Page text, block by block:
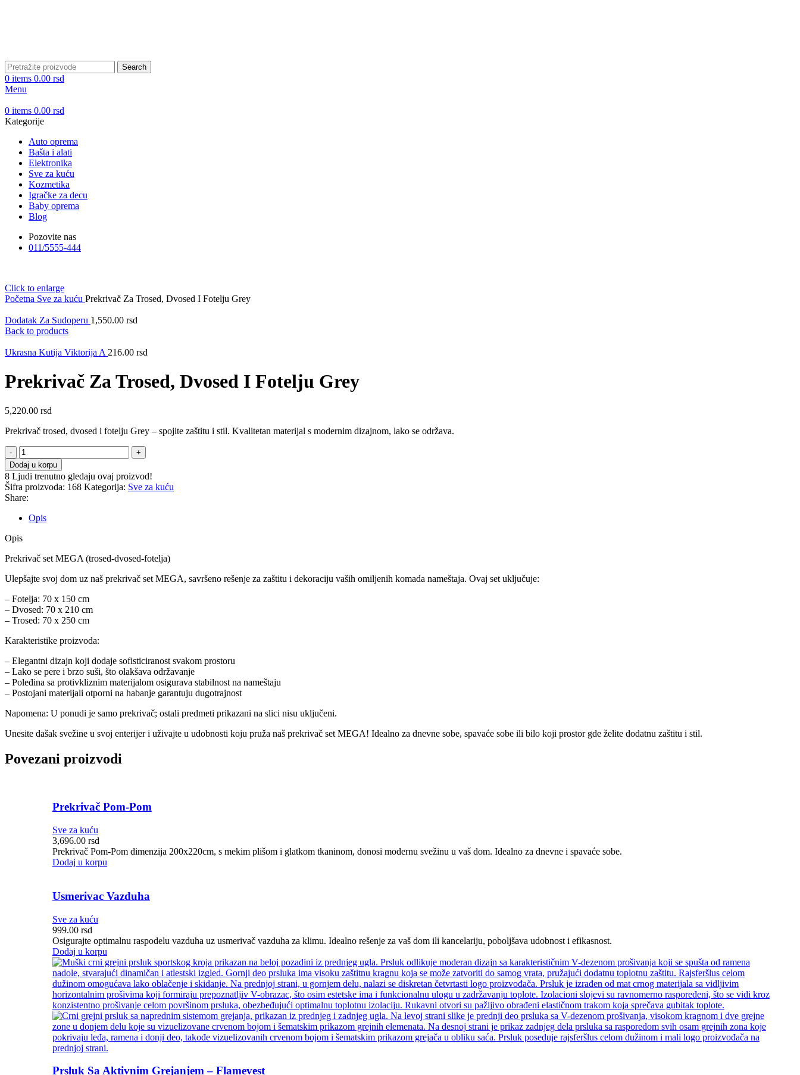
Search
0 items 0.00 rsd
Menu
0 items 0.00 rsd
Kategorije
Auto oprema
Bašta i alati
Elektronika
Sve za kuću
Kozmetika
Igračke za decu
Baby oprema
Blog
Pozovite nas
011/5555-444
Click to enlarge
Početna Sve za kuću Prekrivač Za Trosed, Dvosed I Fotelju Grey
Dodatak Za Sudoperu 1,550.00 rsd
Back to products
Ukrasna Kutija Viktorija A 216.00 rsd
Prekrivač Za Trosed, Dvosed I Fotelju Grey
5,220.00 rsd
Prekrivač trosed, dvosed i fotelju Grey – spojite zaštitu i stil. Kvalitetan materijal s modernim dizajnom, lako se održava.
Prekrivač
Za
Trosed,
Dvosed
I
Fotelju
Grey
količina
Dodaj u korpu
8 Ljudi trenutno gledaju ovaj proizvod!
Šifra proizvoda: 168 Kategorija: Sve za kuću
Share:
Opis
Opis
Prekrivač set MEGA (trosed-dvosed-fotelja)
Ulepšajte svoj dom uz naš prekrivač set MEGA, savršeno rešenje za zaštitu i dekoraciju vaših omiljenih komada nameštaja. Ovaj set uključuje:
– Fotelja: 70 x 150 cm
– Dvosed: 70 x 210 cm
– Trosed: 70 x 250 cm
Karakteristike proizvoda:
– Elegantni dizajn koji dodaje sofisticiranost svakom prostoru
– Lako se pere i brzo suši, što olakšava održavanje
– Poleđina sa protivkliznim materijalom osigurava stabilnost na nameštaju
– Postojani materijali otporni na habanje garantuju dugotrajnost
Napomena: U ponudi je samo prekrivač; ostali predmeti prikazani na slici nisu uključeni.
Unesite dašak svežine u svoj enterijer i uživajte u udobnosti koju pruža naš prekrivač set MEGA! Idealno za dnevne sobe, spavaće sobe ili bilo koji prostor gde želite dodatnu zaštitu i stil.
Povezani proizvodi
Prekrivač Pom-Pom
Sve za kuću
3,696.00 rsd
Prekrivač Pom-Pom dimenzija 200x220cm, s mekim plišom i glatkom tkaninom, donosi modernu svežinu u vaš dom. Idealno za dnevne i spavaće sobe.
Dodaj u korpu
Usmerivac Vazduha
Sve za kuću
999.00 rsd
Osigurajte optimalnu raspodelu vazduha uz usmerivač vazduha za klimu. Idealno rešenje za vaš dom ili kancelariju, poboljšava udobnost i efikasnost.
Dodaj u korpu
Prsluk Sa Aktivnim Grejanjem – Flamevest